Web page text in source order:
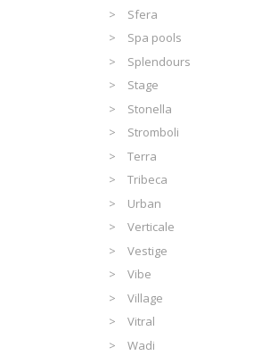
Sfera
Spa pools
Splendours
Stage
Stonella
Stromboli
Terra
Tribeca
Urban
Verticale
Vestige
Vibe
Village
Vitral
Wadi